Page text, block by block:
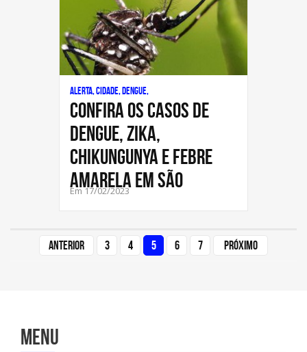
Alerta, Cidade, Dengue,
CONFIRA OS CASOS DE
DENGUE, ZIKA,
CHIKUNGUNYA E FEBRE
AMARELA EM SÃO
Em 17/02/2023
Anterior 3 4 5 6 7 Próximo
Menu